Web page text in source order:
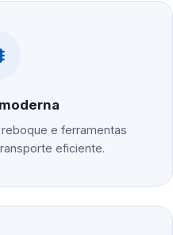
e ferramentas
eficiente.